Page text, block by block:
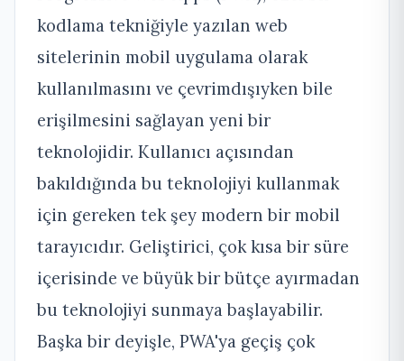
kodlama tekniğiyle yazılan web
sitelerinin mobil uygulama olarak
kullanılmasını ve çevrimdışıyken bile
erişilmesini sağlayan yeni bir
teknolojidir. Kullanıcı açısından
bakıldığında bu teknolojiyi kullanmak
için gereken tek şey modern bir mobil
tarayıcıdır. Geliştirici, çok kısa bir süre
içerisinde ve büyük bir bütçe ayırmadan
bu teknolojiyi sunmaya başlayabilir.
Başka bir deyişle, PWA'ya geçiş çok